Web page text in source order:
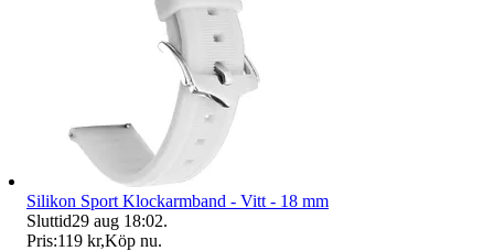
Silikon Sport Klockarmband - Vitt - 18 mm
Sluttid29 aug 18:02.
Pris:119 kr,Köp nu.